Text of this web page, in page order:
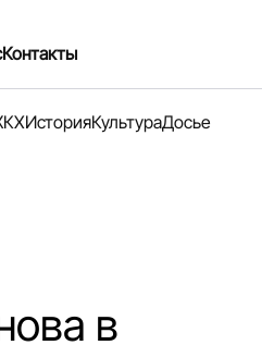
Контакты
ИсторияКультураДосье
в